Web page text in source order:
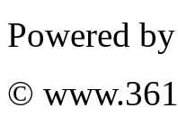
Powered by
©